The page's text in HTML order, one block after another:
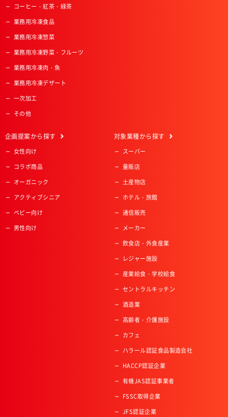
コーヒー・紅茶・緑茶
業務用冷凍食品
業務用冷凍惣菜
業務用冷凍野菜・フルーツ
業務用冷凍肉・魚
業務用冷凍デザート
一次加工
その他
企画提案から探す
女性向け
コラボ商品
オーガニック
アクティブシニア
ベビー向け
男性向け
対象業種から探す
スーパー
量販店
土産物店
ホテル・旅館
通信販売
メーカー
飲食店・外食産業
レジャー施設
産業給食・学校給食
セントラルキッチン
酒造業
高齢者・介護施設
カフェ
ハラール認証食品製造会社
HACCP認証企業
有機JAS認証事業者
FSSC取得企業
JFS認証企業